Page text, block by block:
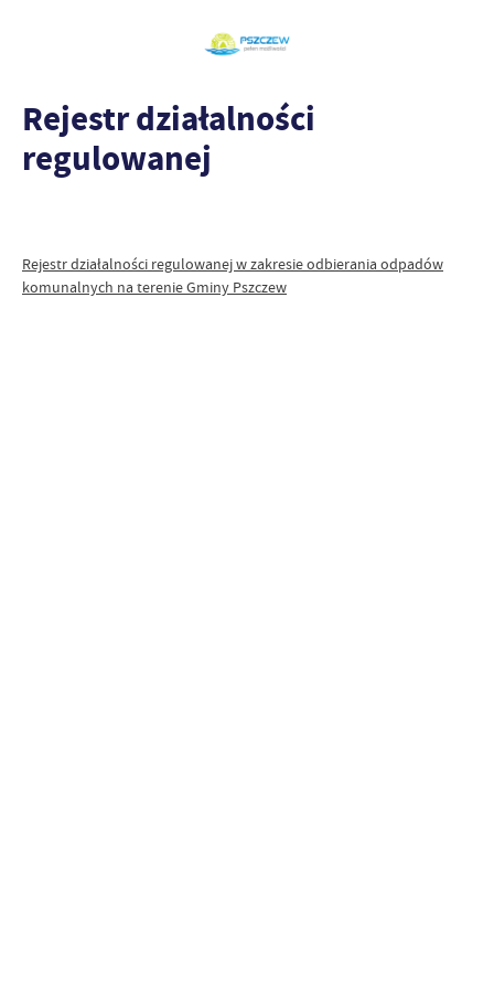
Rejestr działalności
regulowanej
Rejestr działalności regulowanej w zakresie odbierania odpadów
komunalnych na terenie Gminy Pszczew